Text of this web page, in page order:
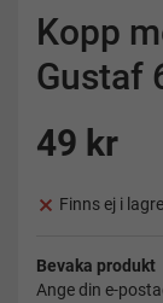
Kopp
Gustaf
49 kr
Finns ej i
Bevaka produkt
Ange din e-